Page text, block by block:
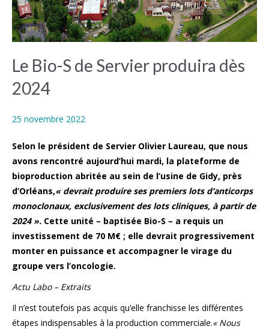
Le Bio-S de Servier produira dès
2024
25 novembre 2022
Selon le président de Servier Olivier Laureau, que nous
avons rencontré aujourd’hui mardi, la plateforme de
bioproduction abritée au sein de l’usine de Gidy, près
d’Orléans,« devrait produire ses premiers lots d’anticorps
monoclonaux, exclusivement des lots cliniques, à partir de
2024 ». Cette unité – baptisée Bio-S – a requis un
investissement de 70 M€ ; elle devrait progressivement
monter en puissance et accompagner le virage du
groupe vers l’oncologie.
Actu Labo – Extraits
Il n’est toutefois pas acquis qu’elle franchisse les différentes
étapes indispensables à la production commerciale.« Nous